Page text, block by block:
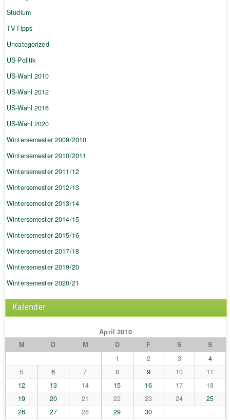
Studium
TV-Tipps
Uncategorized
US-Politik
US-Wahl 2010
US-Wahl 2012
US-Wahl 2016
US-Wahl 2020
Wintersemester 2009/2010
Wintersemester 2010/2011
Wintersemester 2011/12
Wintersemester 2012/13
Wintersemester 2013/14
Wintersemester 2014/15
Wintersemester 2015/16
Wintersemester 2017/18
Wintersemester 2019/20
Wintersemester 2020/21
Kalender
April 2010
M
D M D F S
S
1
2 3
4
5
6 7 8 9 10
11
12
13 14 15 16 17
18
19
20 21 22 23 24
25
26
27 28 29 30